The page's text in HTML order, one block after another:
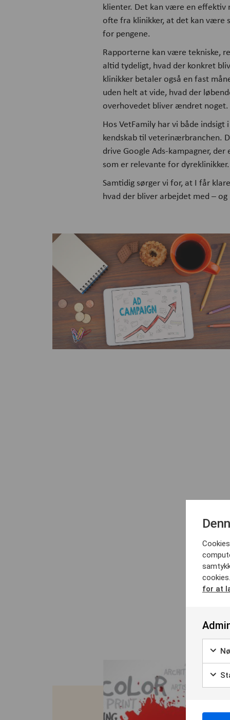
klienter. Det kan være en effektiv
ofte fra klinikker, at det kan være
for pengene.
Rapporterne kan være tekniske,
altid tydeligt, hvad der konkret
klinikker betaler også en fast
uden helt at vide, hvad der
overhovedet bliver ændret noget.
Hos VetFamily har vi både
kendskab til veterinærbranchen.
drive Google Ads-kampagner,
som er relevante for dyreklinikker.
Samtidig sørger vi for, at I får
hvad der bliver arbejdet med –
for at